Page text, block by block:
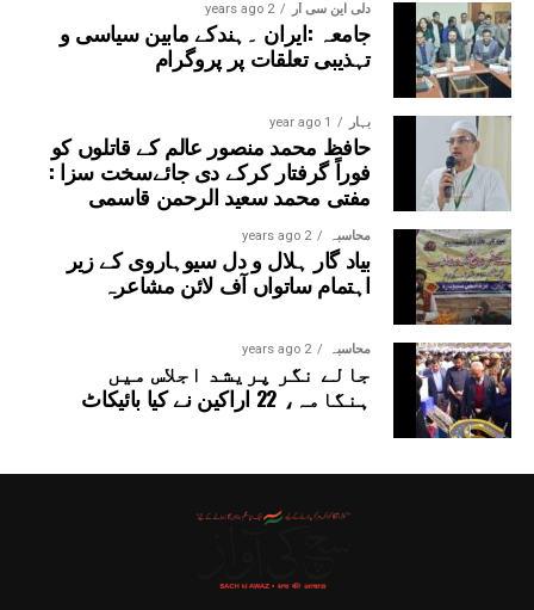
دلی این سی آر 2 years ago
جامعہ :ایران ۔ہندکے مابین سیاسی و
تہذیبی تعلقات پر پروگرام
بہار 1 year ago
حافظ محمد منصور عالم کے قاتلوں کو
فوراً گرفتار کرکے دی جائےسخت سزا :
مفتی محمد سعید الرحمن قاسمی
محاسبہ 2 years ago
بیاد گار ہلال و دل سیوہاروی کے زیر
اہتمام ساتواں آف لائن مشاعرہ
محاسبہ 2 years ago
جالے نگر پریشد اجلاس میں
ہنگامہ، 22 اراکین نے کیا بائیکاٹ